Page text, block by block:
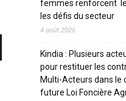
femmes renforcent
les défis du secteur
4 août 2026
Kindia : Plusieurs
pour restituer les
Multi-Acteurs dans le
future Loi Foncière